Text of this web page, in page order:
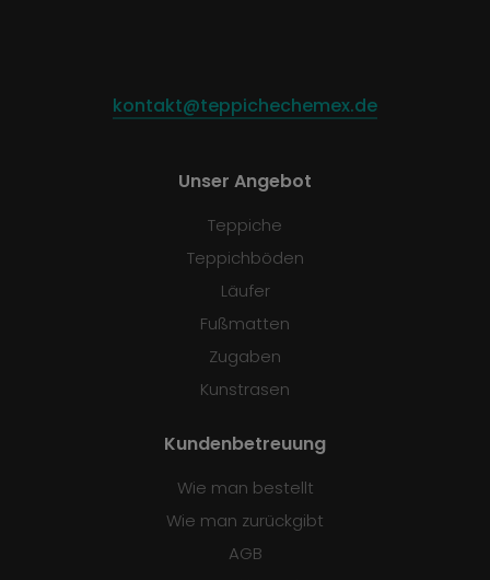
kontakt@teppichechemex.de
Unser Angebot
Teppiche
Teppichböden
Läufer
Fußmatten
Zugaben
Kunstrasen
Kundenbetreuung
Wie man bestellt
Wie man zurückgibt
AGB